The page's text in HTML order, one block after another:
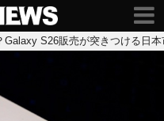
Galaxy S26販売が突きつける日